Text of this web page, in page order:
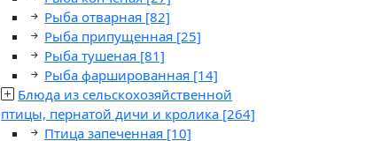
Рыба отварная [82]
Рыба припущенная [25]
Рыба тушеная [81]
Рыба фаршированная [14]
Блюда из сельскохозяйственной
птицы, пернатой дичи и кролика [264]
Птица запеченная [10]